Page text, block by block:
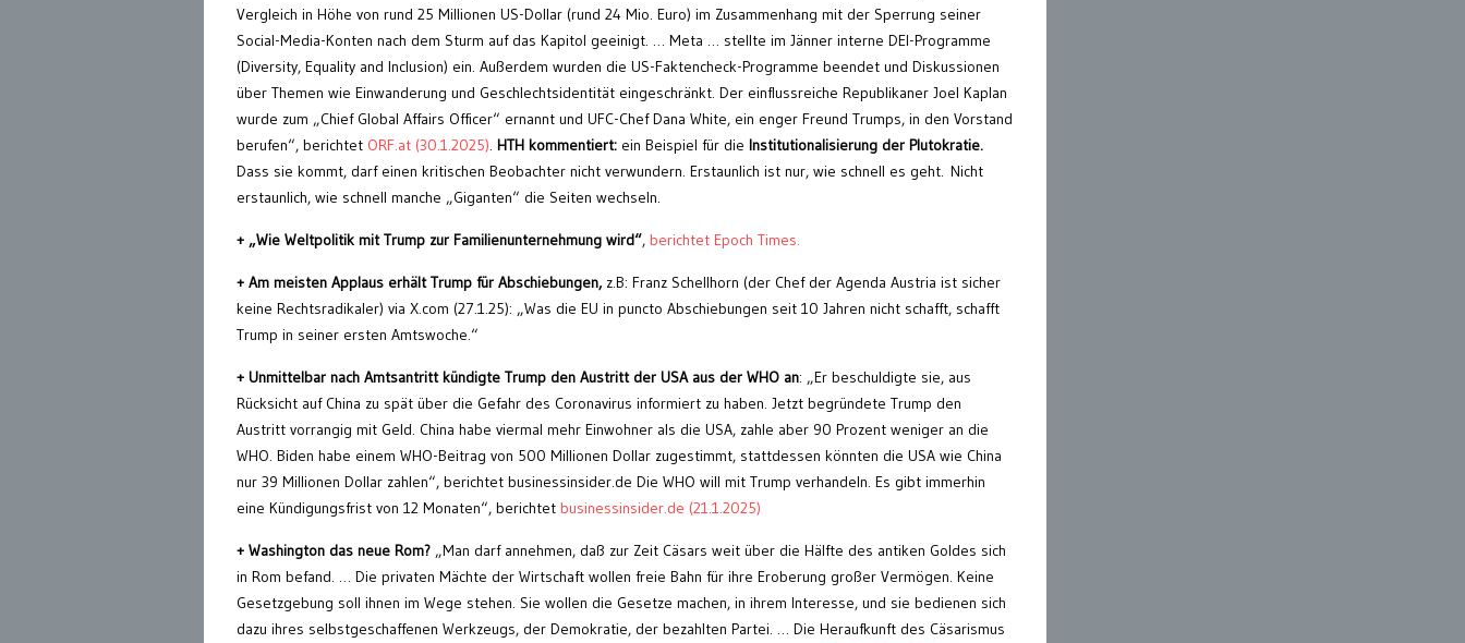
Vergleich in Höhe von rund 25 Millionen US-Dollar (rund 24 Mio. Euro) im Zusammenhang mit der Sperrung seiner
Social-Media-Konten nach dem Sturm auf das Kapitol geeinigt. … Meta … stellte im Jänner interne DEI-Programme
(Diversity, Equality and Inclusion) ein. Außerdem wurden die US-Faktencheck-Programme beendet und Diskussionen
über Themen wie Einwanderung und Geschlechtsidentität eingeschränkt. Der einflussreiche Republikaner Joel Kaplan
wurde zum „Chief Global Affairs Officer“ ernannt und UFC-Chef Dana White, ein enger Freund Trumps, in den Vorstand
berufen“, berichtet ORF.at (30.1.2025). HTH kommentiert: ein Beispiel für die Institutionalisierung der Plutokratie.
Dass sie kommt, darf einen kritischen Beobachter nicht verwundern. Erstaunlich ist nur, wie schnell es geht. Nicht
erstaunlich, wie schnell manche „Giganten“ die Seiten wechseln.
+ „Wie Weltpolitik mit Trump zur Familienunternehmung wird“, berichtet Epoch Times.
+ Am meisten Applaus erhält Trump für Abschiebungen,z.B: Franz Schellhorn (der Chef der Agenda Austria ist sicher
keine Rechtsradikaler) via X.com (27.1.25): „Was die EU in puncto Abschiebungen seit 10 Jahren nicht schafft, schafft
Trump in seiner ersten Amtswoche.“
+ Unmittelbar nach Amtsantritt kündigte Trump den Austritt der USA aus der WHO an: „Er beschuldigte sie, aus
Rücksicht auf China zu spät über die Gefahr des Coronavirus informiert zu haben. Jetzt begründete Trump den
Austritt vorrangig mit Geld. China habe viermal mehr Einwohner als die USA, zahle aber 90 Prozent weniger an die
WHO. Biden habe einem WHO-Beitrag von 500 Millionen Dollar zugestimmt, stattdessen könnten die USA wie China
nur 39 Millionen Dollar zahlen“, berichtet businessinsider.de Die WHO will mit Trump verhandeln. Es gibt immerhin
eine Kündigungsfrist von 12 Monaten“, berichtet businessinsider.de (21.1.2025)
+ Washington das neue Rom? „Man darf annehmen, daß zur Zeit Cäsars weit über die Hälfte des antiken Goldes sich
in Rom befand. … Die privaten Mächte der Wirtschaft wollen freie Bahn für ihre Eroberung großer Vermögen. Keine
Gesetzgebung soll ihnen im Wege stehen. Sie wollen die Gesetze machen, in ihrem Interesse, und sie bedienen sich
dazu ihres selbstgeschaffenen Werkzeugs, der Demokratie, der bezahlten Partei. … Die Heraufkunft des Cäsarismus